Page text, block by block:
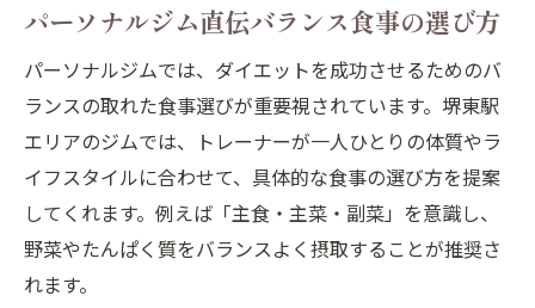
パーソナルジム直伝バランス食事の選び方
パーソナルジムでは、ダイエットを成功させるためのバ
ランスの取れた食事選びが重要視されています。堺東駅
エリアのジムでは、トレーナーが一人ひとりの体質やラ
イフスタイルに合わせて、具体的な食事の選び方を提案
してくれます。例えば「主食・主菜・副菜」を意識し、
野菜やたんぱく質をバランスよく摂取することが推奨さ
れます。